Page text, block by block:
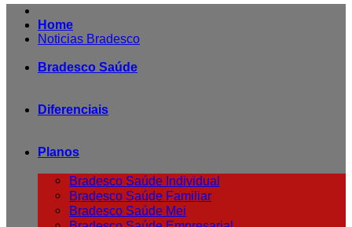
Noticias Bradesco
Home
Bradesco Saúde
Diferenciais
Planos
Bradesco Saúde Individual
Bradesco Saúde Familiar
Bradesco Saúde Mei